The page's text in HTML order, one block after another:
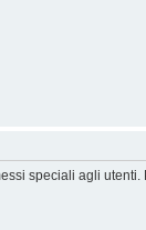
speciali agli utenti.